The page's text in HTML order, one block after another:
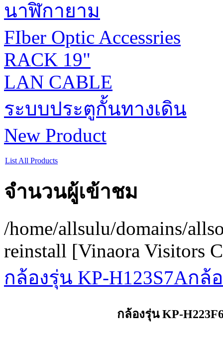
นาฬิกายาม
FIber Optic Accessries
RACK 19"
LAN CABLE
ระบบประตูกั้นทางเดิน
New Product
List All Products
จำนวนผู้เข้าชม
/home/allsulu/domains/
reinstall [Vinaora Visitors
กล้องรุ่น KP-H123S7Aกล้
กล้องรุ่น KP-